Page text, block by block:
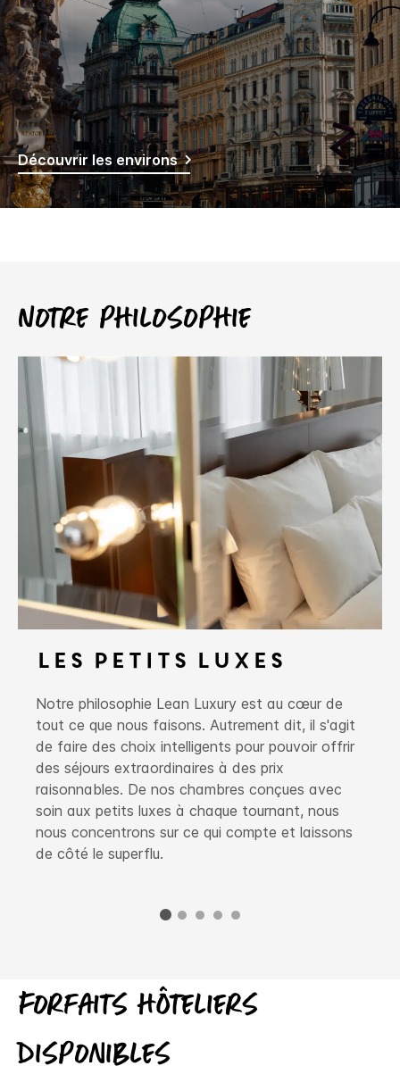
Découvrir les environs
Notre philosophie
Les petits luxes
Notre philosophie Lean Luxury est au cœur de
tout ce que nous faisons. Autrement dit, il s'agit
de faire des choix intelligents pour pouvoir offrir
des séjours extraordinaires à des prix
raisonnables. De nos chambres conçues avec
soin aux petits luxes à chaque tournant, nous
nous concentrons sur ce qui compte et laissons
de côté le superflu.
Forfaits hôteliers
disponibles